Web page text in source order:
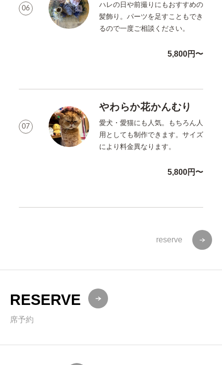
06
ハレの日や前撮りにもおすすめの
髪飾り。パーツを足すこともでき
るので一度ご相談ください。
5,800円〜
07
やわらか花かんむり
愛犬・愛猫にも人気。もちろん人
用としても制作できます。サイズ
により料金異なります。
5,800円〜
reserve
RESERVE
席予約